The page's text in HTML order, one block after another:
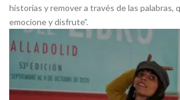
historias y remover a través de las palabras,
emocione y disfrute”.